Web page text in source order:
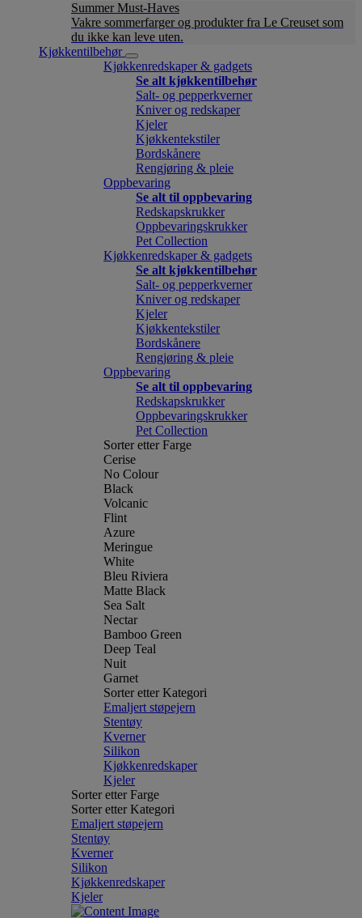
Summer Must-Haves
Vakre sommerfarger og produkter fra Le Creuset som
du ikke kan leve uten.
Kjøkkentilbehør
Kjøkkenredskaper & gadgets
Se alt kjøkkentilbehør
Salt- og pepperkverner
Kniver og redskaper
Kjeler
Kjøkkentekstiler
Bordskånere
Rengjøring & pleie
Oppbevaring
Se alt til oppbevaring
Redskapskrukker
Oppbevaringskrukker
Pet Collection
Kjøkkenredskaper & gadgets
Se alt kjøkkentilbehør
Salt- og pepperkverner
Kniver og redskaper
Kjeler
Kjøkkentekstiler
Bordskånere
Rengjøring & pleie
Oppbevaring
Se alt til oppbevaring
Redskapskrukker
Oppbevaringskrukker
Pet Collection
Sorter etter Farge
Cerise
No Colour
Black
Volcanic
Flint
Azure
Meringue
White
Bleu Riviera
Matte Black
Sea Salt
Nectar
Bamboo Green
Deep Teal
Nuit
Garnet
Sorter etter Kategori
Emaljert støpejern
Stentøy
Kverner
Silikon
Kjøkkenredskaper
Kjeler
Sorter etter Farge
Sorter etter Kategori
Emaljert støpejern
Stentøy
Kverner
Silikon
Kjøkkenredskaper
Kjeler